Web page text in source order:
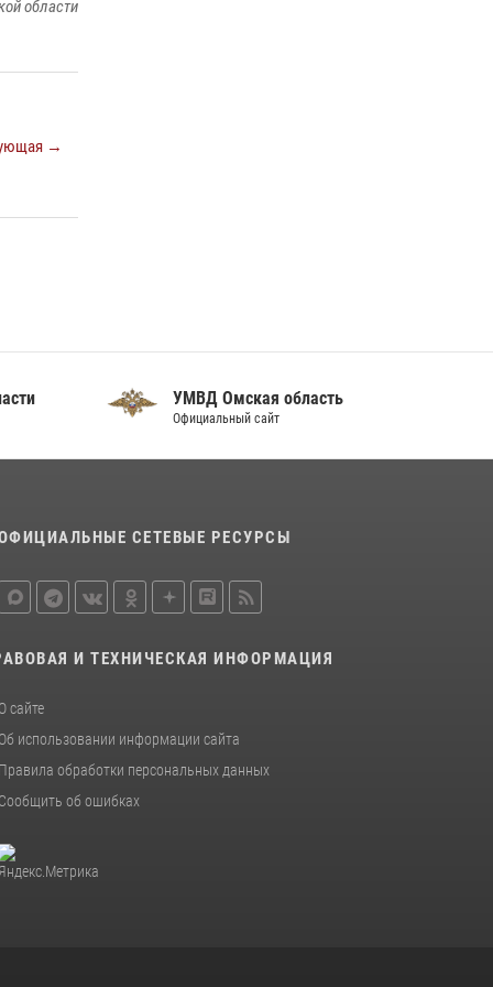
области
→
УМВД Омская область
Официальный сайт
СЕТЕВЫЕ РЕСУРСЫ
И ТЕХНИЧЕСКАЯ ИНФОРМАЦИЯ
О сайте
Об использовании информации сайта
Правила обработки персональных данных
Сообщить об ошибках